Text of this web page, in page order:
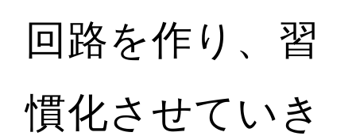
回路を作り、習
慣化させていき